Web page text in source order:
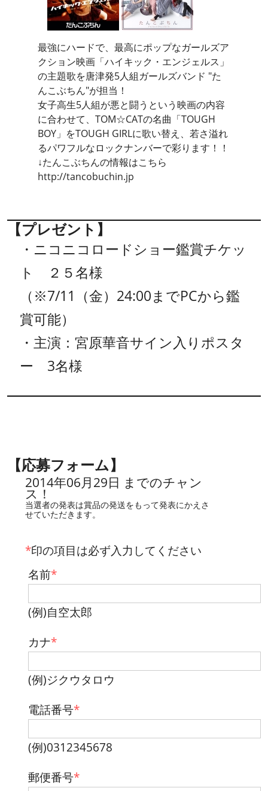
最強にハードで、最高にポップなガールズア
クション映画「ハイキック・エンジェルス」
の主題歌を唐津発5人組ガールズバンド "た
んこぶちん"が担当！
女子高生5人組が悪と闘うという映画の内容
に合わせて、TOM☆CATの名曲「TOUGH
BOY」をTOUGH GIRLに歌い替え、若さ溢れ
るパワフルなロックナンバーで彩ります！！
↓たんこぶちんの情報はこちら
http://tancobuchin.jp
【プレゼント】
・ニコニコロードショー鑑賞チケッ
ト ２５名様
（※7/11（金）24:00までPCから鑑
賞可能）
・主演：宮原華音サイン入りポスタ
ー 3名様
【応募フォーム】
2014年06月29日 までのチャン
ス！
当選者の発表は賞品の発送をもって発表にかえさ
せていただきます。
*印の項目は必ず入力してください
名前*
(例)自空太郎
カナ*
(例)ジクウタロウ
電話番号*
(例)0312345678
郵便番号*